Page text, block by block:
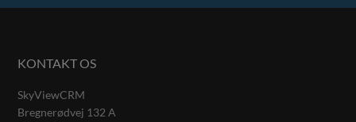
KONTAKT OS
SkyViewCRM
Bregnerødvej 132 A